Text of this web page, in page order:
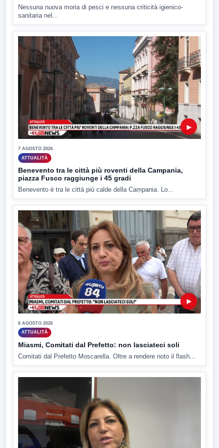
Nessuna nuova moria di pesci e nessuna criticità igienico-
sanitaria nel...
▶
7 AGOSTO 2026
ATTUALITÀ
Benevento tra le città più roventi della Campania,
piazza Fusco raggiunge i 45 gradi
Benevento è tra le città più calde della Campania. Lo...
▶
6 AGOSTO 2026
ATTUALITÀ
Miasmi, Comitati dal Prefetto: non lasciateci soli
Comitati dal Prefetto Moscarella. Oltre a rendere noto il flash...